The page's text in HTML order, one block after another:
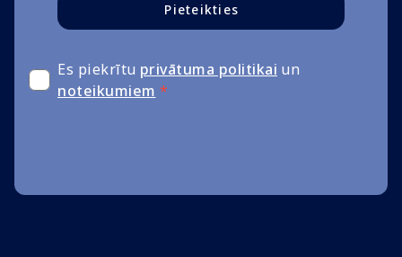
Pieteikties
Es piekrītu privātuma politikai un
noteikumiem *